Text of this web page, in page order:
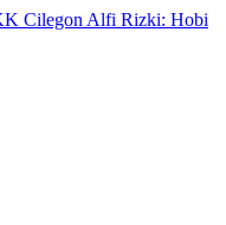
Cilegon Alfi Rizki: Hobi